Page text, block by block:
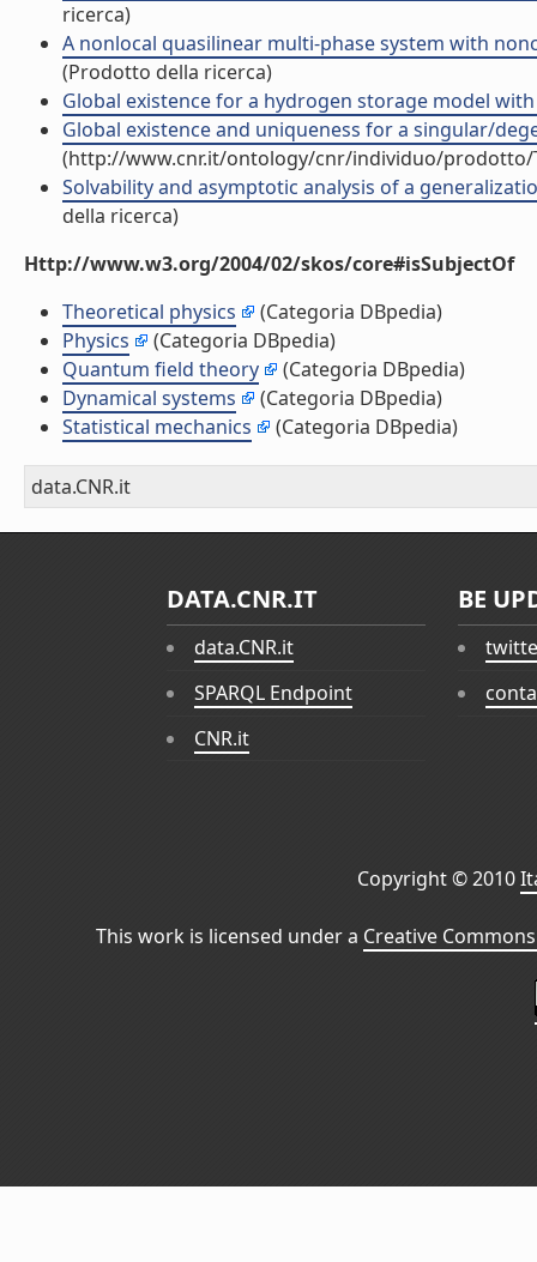
ricerca)
A nonlocal quasilinear multi-phase system with
(Prodotto della ricerca)
Global existence for a hydrogen storage model
Global existence and uniqueness for a singular/
(http://www.cnr.it/ontology/cnr/individuo/prodotto/
Solvability and asymptotic analysis of a
della ricerca)
Http://www.w3.org/2004/02/skos/core#isSubjectOf
Theoretical physics
(Categoria DBpedia)
Physics
(Categoria DBpedia)
Quantum field theory
(Categoria DBpedia)
Dynamical systems
(Categoria DBpedia)
Statistical mechanics
(Categoria DBpedia)
data.CNR.it
DATA.CNR.IT
data.CNR.it
SPARQL Endpoint
CNR.it
BE
Copyright © 2010
This work is licensed under a Creative